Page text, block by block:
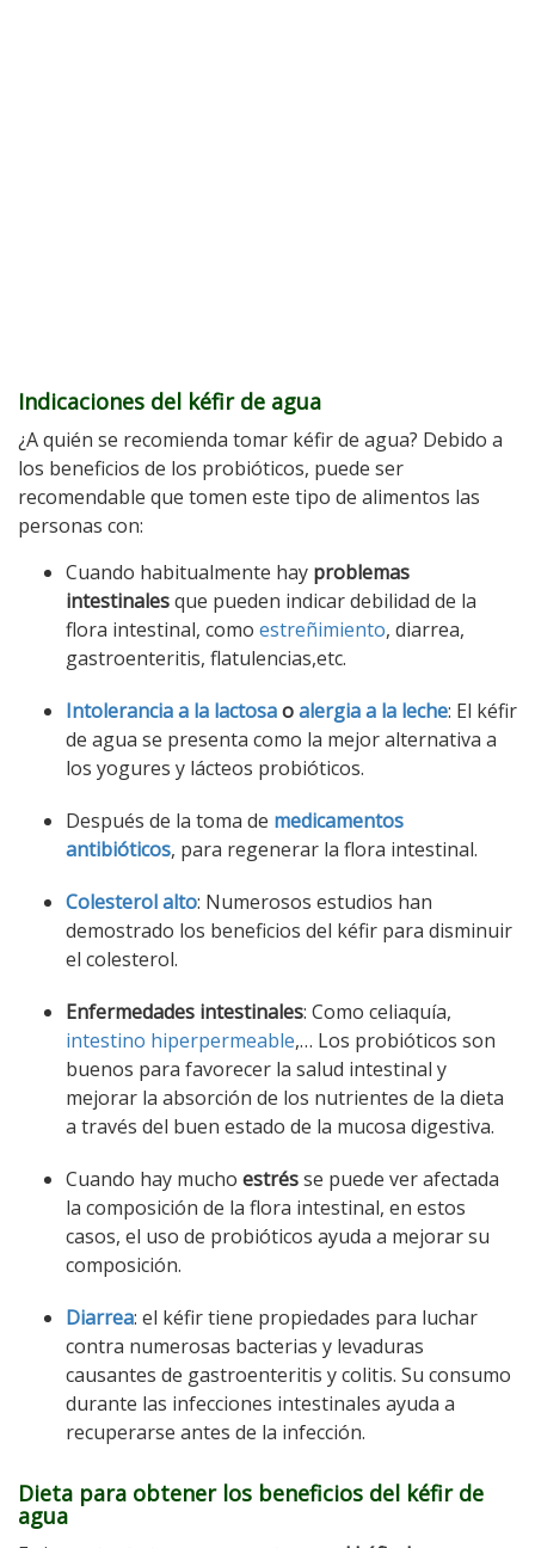
Indicaciones del kéfir de agua
¿A quién se recomienda tomar kéfir de agua? Debido a
los beneficios de los probióticos, puede ser
recomendable que tomen este tipo de alimentos las
personas con:
Cuando habitualmente hay problemas
intestinalesque pueden indicar debilidad de la
flora intestinal, como estreñimiento, diarrea,
gastroenteritis, flatulencias,etc.
Intolerancia a la lactosaoalergia a la leche: El kéfir
de agua se presenta como la mejor alternativa a
los yogures y lácteos probióticos.
Después de la toma de medicamentos
antibióticos, para regenerar la flora intestinal.
Colesterol alto: Numerosos estudios han
demostrado los beneficios del kéfir para disminuir
el colesterol.
Enfermedades intestinales: Como celiaquía,
intestino hiperpermeable,… Los probióticos son
buenos para favorecer la salud intestinal y
mejorar la absorción de los nutrientes de la dieta
a través del buen estado de la mucosa digestiva.
Cuando hay mucho estrésse puede ver afectada
la composición de la flora intestinal, en estos
casos, el uso de probióticos ayuda a mejorar su
composición.
Diarrea: el kéfir tiene propiedades para luchar
contra numerosas bacterias y levaduras
causantes de gastroenteritis y colitis. Su consumo
durante las infecciones intestinales ayuda a
recuperarse antes de la infección.
Dieta para obtener los beneficios del kéfir de
agua